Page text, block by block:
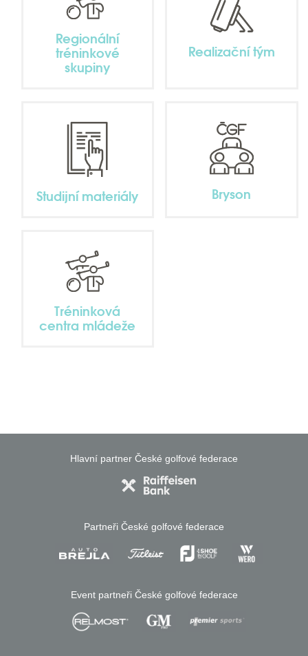
Regionální
tréninkové
skupiny
Realizační tým
Studijní materiály Bryson
Tréninková
centra mládeže
Hlavní partner České golfové federace
Partneři České golfové federace
Event partneři České golfové federace